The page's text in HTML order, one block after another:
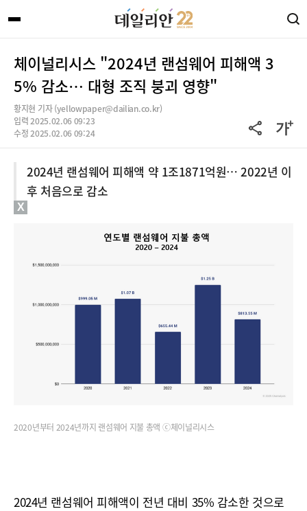
체이널리시스 "2024년 랜섬웨어 피해액 3
5% 감소… 대형 조직 붕괴 영향"
황지현 기자 (yellowpaper@dailian.co.kr)
입력 2025.02.06 09:23
수정 2025.02.06 09:24
2024년 랜섬웨어 피해액 약 1조1871억원… 2022년 이
후 처음으로 감소
2020년부터 2024년까지 랜섬웨어 지불 총액 ⓒ체이널리시스
2024년 랜섬웨어 피해액이 전년 대비 35% 감소한 것으로
X